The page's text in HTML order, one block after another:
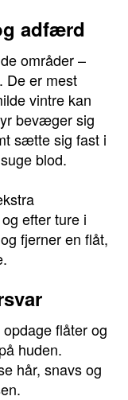
adfærd
områder –
er mest
vintre kan
bevæger sig
sætte sig fast i
blod.
efter ture i
fjerner en flåt,
flåter og
huden.
hår, snavs og